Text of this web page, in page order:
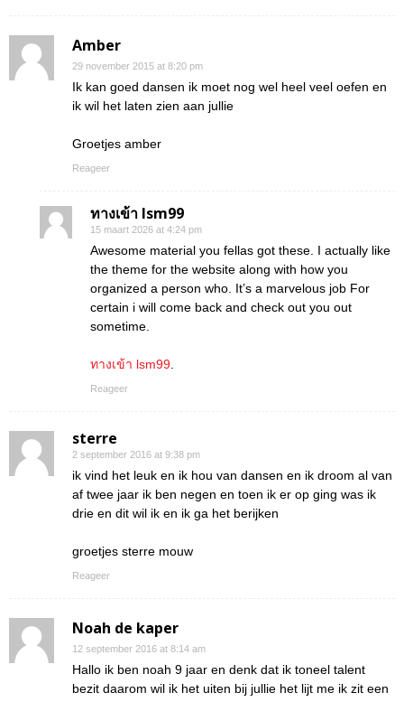
Amber
29 november 2015 at 8:20 pm
Ik kan goed dansen ik moet nog wel heel veel oefen en
ik wil het laten zien aan jullie
Groetjes amber
Reageer
ทางเข้า lsm99
15 maart 2026 at 4:24 pm
Awesome material you fellas got these. I actually like
the theme for the website along with how you
organized a person who. It’s a marvelous job For
certain i will come back and check out you out
sometime.
ทางเข้า lsm99.
Reageer
sterre
2 september 2016 at 9:38 pm
ik vind het leuk en ik hou van dansen en ik droom al van
af twee jaar ik ben negen en toen ik er op ging was ik
drie en dit wil ik en ik ga het berijken
groetjes sterre mouw
Reageer
Noah de kaper
12 september 2016 at 8:14 am
Hallo ik ben noah 9 jaar en denk dat ik toneel talent
bezit daarom wil ik het uiten bij jullie het lijt me ik zit een